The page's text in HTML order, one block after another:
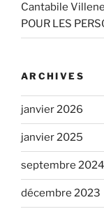
Cantabile
POUR LES
ARCHIVES
janvier 2026
janvier 2025
septembre 2024
décembre 2023